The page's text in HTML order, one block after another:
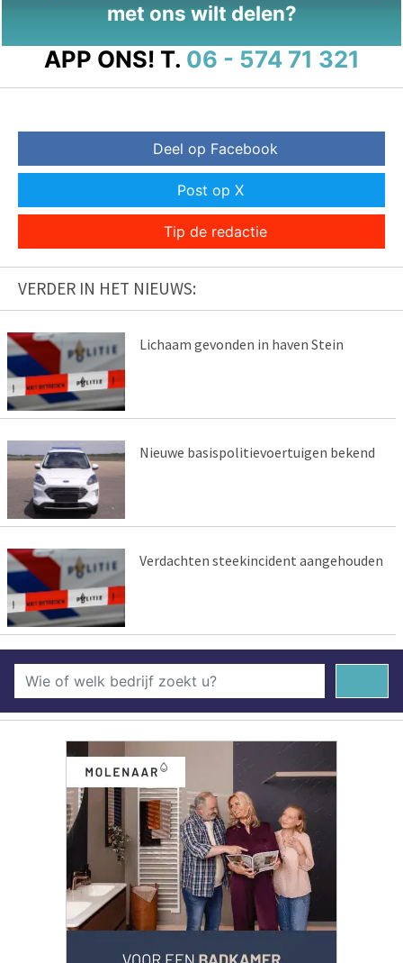
met ons wilt delen?
APP ONS! T. 06 - 574 71 321
Deel op Facebook
Post op X
Tip de redactie
VERDER IN HET NIEUWS:
Lichaam gevonden in haven Stein
Nieuwe basispolitievoertuigen bekend
Verdachten steekincident aangehouden